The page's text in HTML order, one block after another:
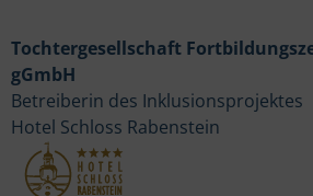
Tochtergesellschaft
gGmbH
Betreiberin des Inklusionsprojektes
Hotel Schloss Rabenstein